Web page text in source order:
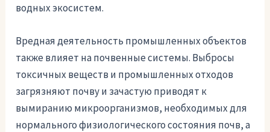
водных экосистем.
Вредная деятельность промышленных объектов
также влияет на почвенные системы. Выбросы
токсичных веществ и промышленных отходов
загрязняют почву и зачастую приводят к
вымиранию микроорганизмов, необходимых для
нормального физиологического состояния почв, а